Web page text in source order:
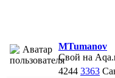
MTumanov
Свой на
4244 3363